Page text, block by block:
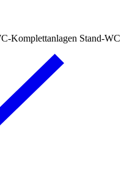
Komplettanlagen Stand-WC